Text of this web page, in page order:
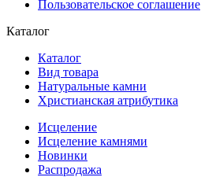
Пользовательское соглашение
Каталог
Каталог
Вид товара
Натуральные камни
Христианская атрибутика
Исцеление
Исцеление камнями
Новинки
Распродажа